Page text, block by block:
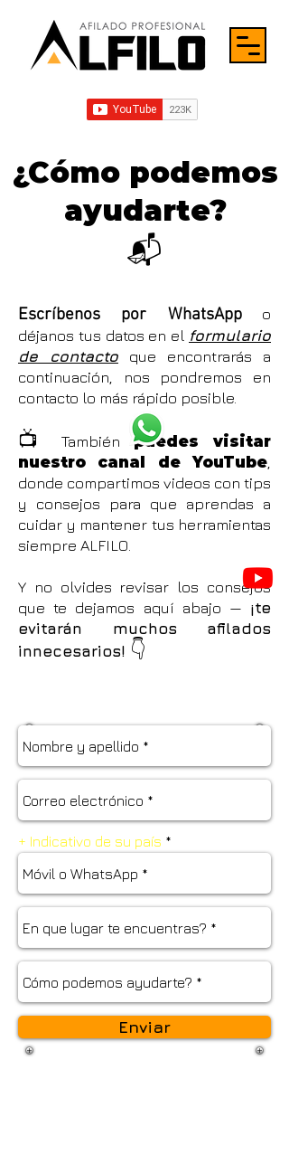
¿Cómo podemos
ayudarte?
📬
Escríbenos por WhatsAppo
déjanos tus datos en el formulario
de contacto que encontrarás a
continuación, nos pondremos en
contacto lo más rápido posible.
📺 También puedes visitar
nuestro canal de YouTube,
donde compartimos videos con tips
y consejos para que aprendas a
cuidar y mantener tus herramientas
siempre ALFILO.
Y no olvides revisar los consejos
que te dejamos aquí abajo — ¡te
evitarán muchos afilados
innecesarios! 👇
+ Indicativo de su país
Enviar